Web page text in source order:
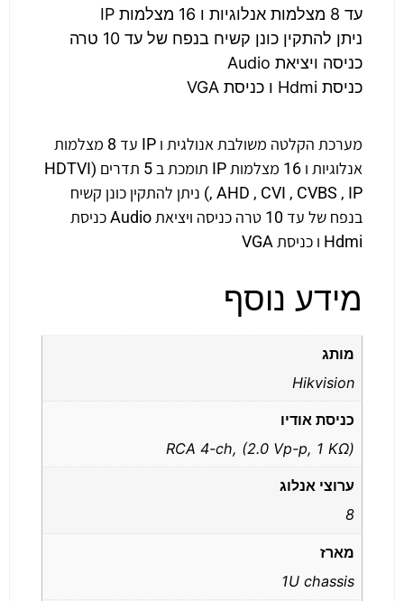
עד 8 מצלמות אנלוגיות ו 16 מצלמות IP
ניתן להתקין כונן קשיח בנפח של עד 10 טרה
כניסה ויציאת Audio
כניסת Hdmi ו כניסת VGA
מערכת הקלטה משולבת אנולגית ו IP עד 8 מצלמות
אנלוגיות ו 16 מצלמות IP תומכת ב 5 תדרים (HDTVI
, AHD , CVI , CVBS , IP) ניתן להתקין כונן קשיח
בנפח של עד 10 טרה כניסה ויציאת Audio כניסת
Hdmi ו כניסת VGA
מידע נוסף
מותג
Hikvision
כניסת אודיו
RCA 4-ch, (2.0 Vp-p, 1 KΩ)
ערוצי אנלוג
8
מארז
1U chassis